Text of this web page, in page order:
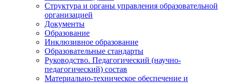
Структура и органы управления образовательной
организацией
Документы
Образование
Инклюзивное образование
Образовательные стандарты
Руководство. Педагогический (научно-
педагогический) состав
Материально-техническое обеспечение и